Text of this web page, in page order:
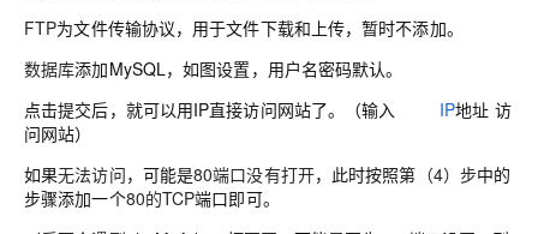
FTP为文件传输协议，用于文件下载和上传，暂时不添加。
数据库添加MySQL，如图设置，用户名密码默认。
点击提交后，就可以用IP直接访问网站了。（输入
IP地址 访
问网站）
如果无法访问，可能是80端口没有打开，此时按照第 （4）步中的
步骤添加一个80的TCP端口即可。